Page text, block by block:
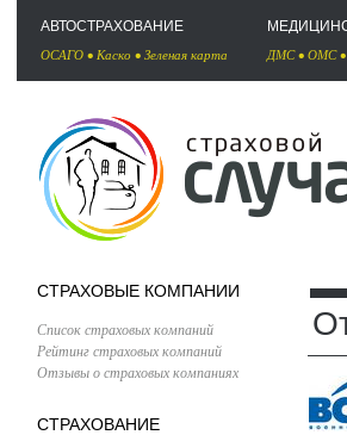
АВТОСТРАХОВАНИЕ
ОСАГО • Каско • Зеленая карта ДМС• ОМС•
СТРАХОВЫЕ КОМПАНИИ
Список страховых компаний
Рейтинг страховых компаний
Отзывы о страховых компаниях
СТРАХОВАНИЕ